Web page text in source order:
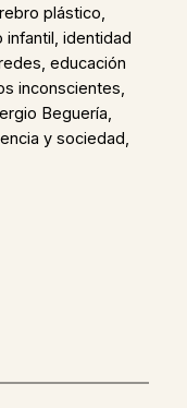
plástico,
identidad
educación
inconscientes,
Beguería,
y sociedad,